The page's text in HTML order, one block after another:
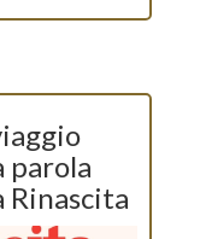
parola
Rinascita